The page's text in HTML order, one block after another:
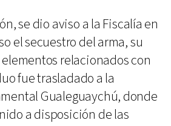
se dio aviso a la Fiscalía en
el secuestro del arma, su
relacionados con
fue trasladado a la
Gualeguaychú, donde
a disposición de las